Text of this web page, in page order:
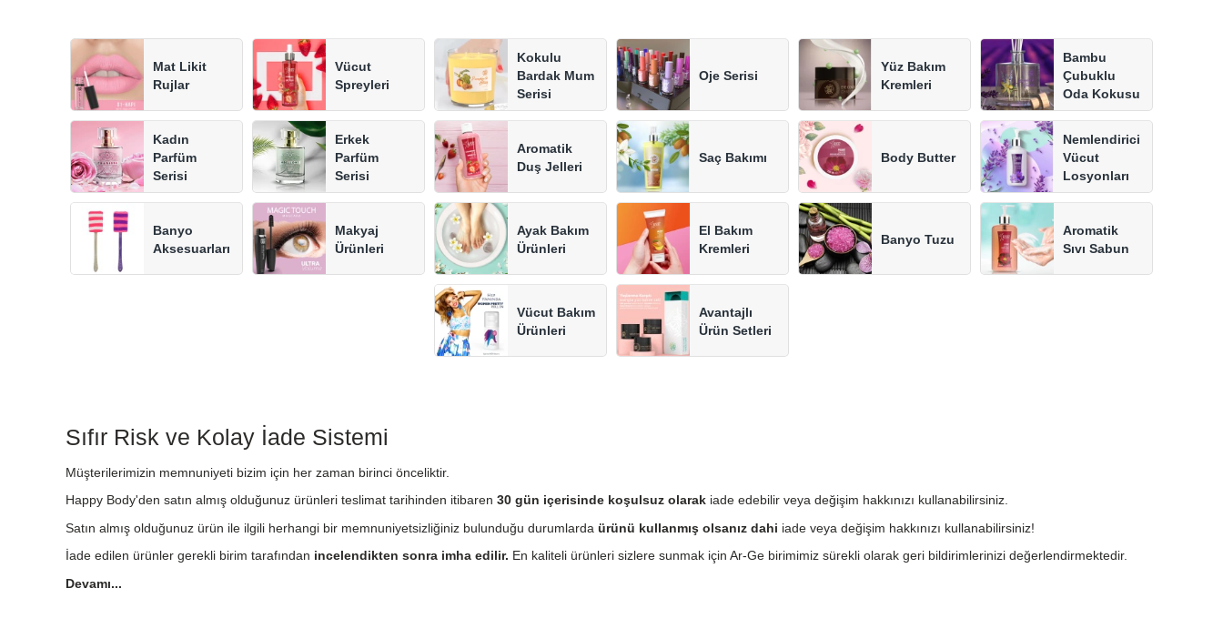
Mat Likit
Rujlar
Vücut
Spreyleri
Kokulu
Bardak Mum
Serisi
Oje Serisi
Yüz Bakım
Kremleri
Bambu
Çubuklu
Oda Kokusu
Kadın
Parfüm
Serisi
Erkek
Parfüm
Serisi
Aromatik
Duş Jelleri
Saç Bakımı Body Butter
Nemlendirici
Vücut
Losyonları
Banyo
Aksesuarları
Makyaj
Ürünleri
Ayak Bakım
Ürünleri
El Bakım
Kremleri
Banyo Tuzu
Aromatik
Sıvı Sabun
Vücut Bakım
Ürünleri
Avantajlı
Ürün Setleri
Sıfır Risk ve Kolay İade Sistemi
Müşterilerimizin memnuniyeti bizim için her zaman birinci önceliktir.
Happy Body'den satın almış olduğunuz ürünleri teslimat tarihinden itibaren 30 gün içerisinde koşulsuz olarak iade edebilir veya değişim hakkınızı kullanabilirsiniz.
Satın almış olduğunuz ürün ile ilgili herhangi bir memnuniyetsizliğiniz bulunduğu durumlarda ürünü kullanmış olsanız dahi iade veya değişim hakkınızı kullanabilirsiniz!
İade edilen ürünler gerekli birim tarafından incelendikten sonra imha edilir. En kaliteli ürünleri sizlere sunmak için Ar-Ge birimimiz sürekli olarak geri bildirimlerinizi değerlendirmektedir.
Devamı...